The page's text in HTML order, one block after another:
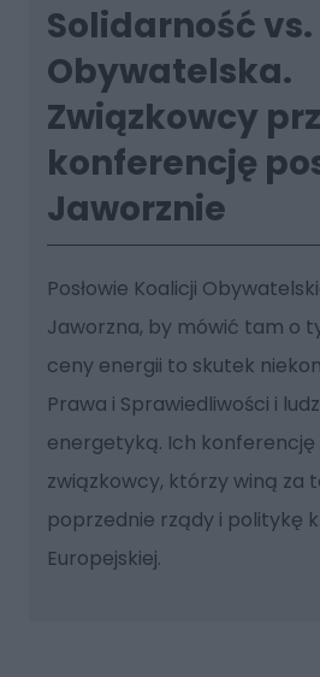
Solidarność
Obywatelska.
Związkowcy
konferencję
Jaworznie
Posłowie Koalicji
Jaworzna, by mówić tam o
ceny energii to skutek
Prawa i Sprawiedliwości i
energetyką. Ich konferencję
związkowcy, którzy winą za
poprzednie rządy i politykę
Europejskiej.